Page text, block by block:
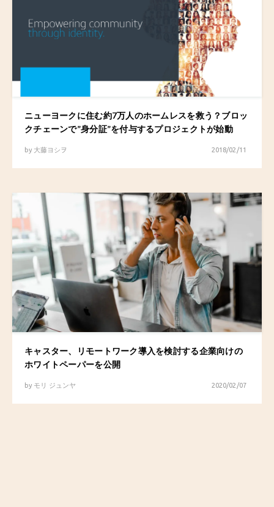
ニューヨークに住む約7万人のホームレスを救う？ブロッ
クチェーンで”身分証”を付与するプロジェクトが始動
by 大藤ヨシヲ 2018/02/11
キャスター、リモートワーク導入を検討する企業向けの
ホワイトペーパーを公開
by モリ ジュンヤ 2020/02/07